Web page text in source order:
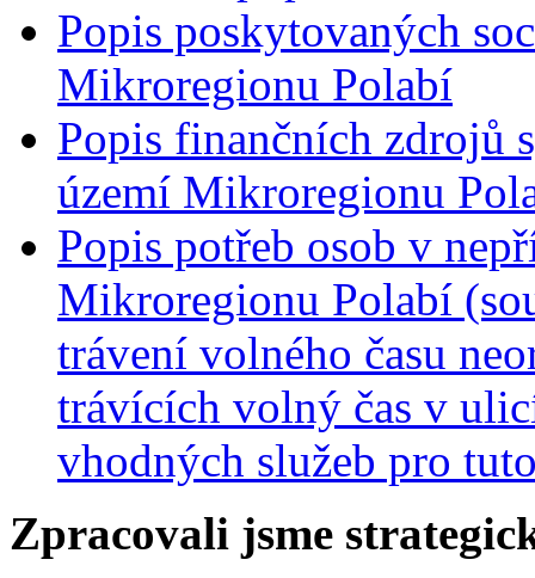
Popis poskytovaných
Mikroregionu Polabí
Popis finančních zdrojů
území Mikroregionu
Popis potřeb osob v
Mikroregionu Polabí
trávení volného času
trávících volný čas v
vhodných služeb pro
Zpracovali jsme